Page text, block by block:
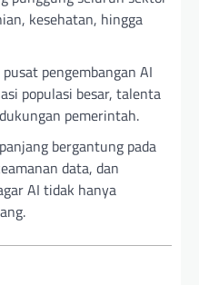
kesehatan, hingga
pengembangan AI
populasi besar, talenta
pemerintah.
bergantung pada
data, dan
AI tidak hanya